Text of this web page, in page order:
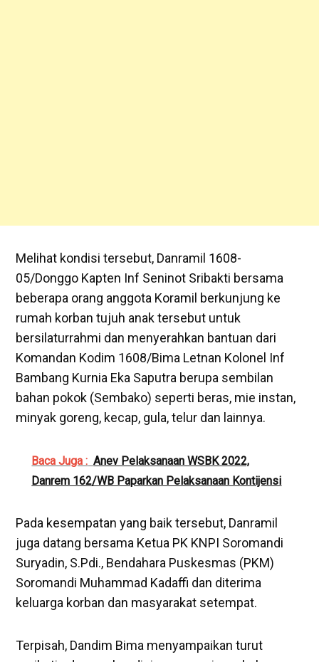
Melihat kondisi tersebut, Danramil 1608-
05/Donggo Kapten Inf Seninot Sribakti bersama
beberapa orang anggota Koramil berkunjung ke
rumah korban tujuh anak tersebut untuk
bersilaturrahmi dan menyerahkan bantuan dari
Komandan Kodim 1608/Bima Letnan Kolonel Inf
Bambang Kurnia Eka Saputra berupa sembilan
bahan pokok (Sembako) seperti beras, mie instan,
minyak goreng, kecap, gula, telur dan lainnya.
Baca Juga : Anev Pelaksanaan WSBK 2022,
Danrem 162/WB Paparkan Pelaksanaan Kontijensi
Pada kesempatan yang baik tersebut, Danramil
juga datang bersama Ketua PK KNPI Soromandi
Suryadin, S.Pdi., Bendahara Puskesmas (PKM)
Soromandi Muhammad Kadaffi dan diterima
keluarga korban dan masyarakat setempat.
Terpisah, Dandim Bima menyampaikan turut